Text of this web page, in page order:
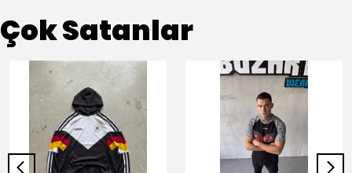
Çok Satanlar